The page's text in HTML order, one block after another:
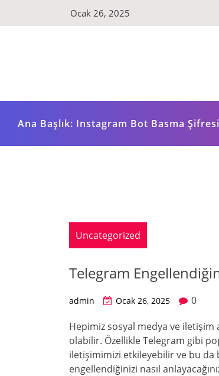
Ocak 26, 2025
Ana Başlık: Instagram Bot Basma
Uncategorized
Telegram
admin Ocak 26, 2025
0
Hepimiz sosyal medya ve iletişim
olabilir. Özellikle Telegram gibi
iletişimimizi etkileyebilir ve bu da
engellendiğinizi nasıl